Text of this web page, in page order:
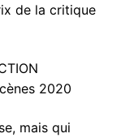
de la critique
2020
mais qui